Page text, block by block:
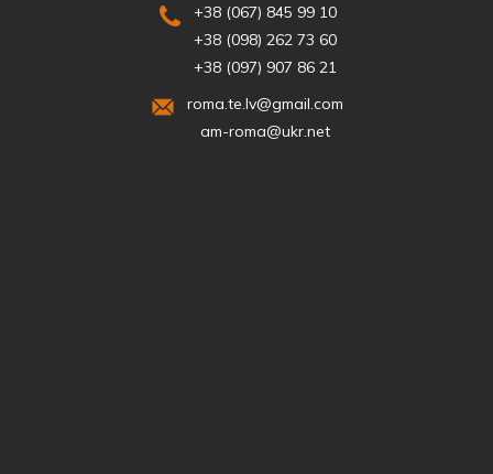
+38 (067) 845 99 10
+38 (098) 262 73 60
+38 (097) 907 86 21
roma.te.lv@gmail.com
am-roma@ukr.net